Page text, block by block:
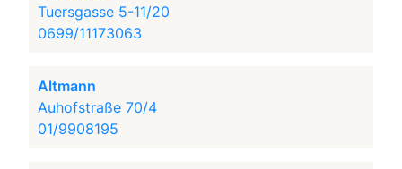
Tuersgasse 5-11/20
0699/11173063
Altmann
Auhofstraße 70/4
01/9908195